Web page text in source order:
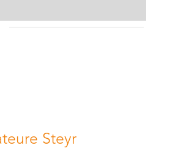
Steyr